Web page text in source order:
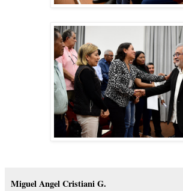
Miguel Angel Cristiani G.